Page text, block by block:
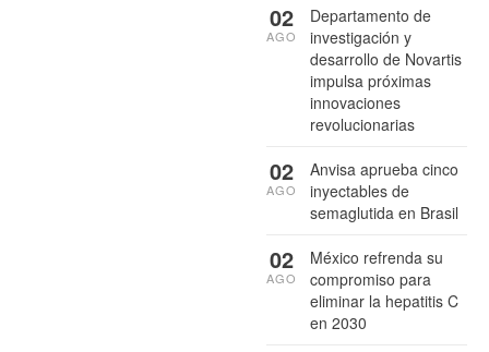
Departamento de
investigación y
desarrollo de Novartis
impulsa próximas
innovaciones
revolucionarias
02
AGO
Anvisa aprueba cinco
inyectables de
semaglutida en Brasil
02
AGO
México refrenda su
compromiso para
eliminar la hepatitis C
en 2030
02
AGO